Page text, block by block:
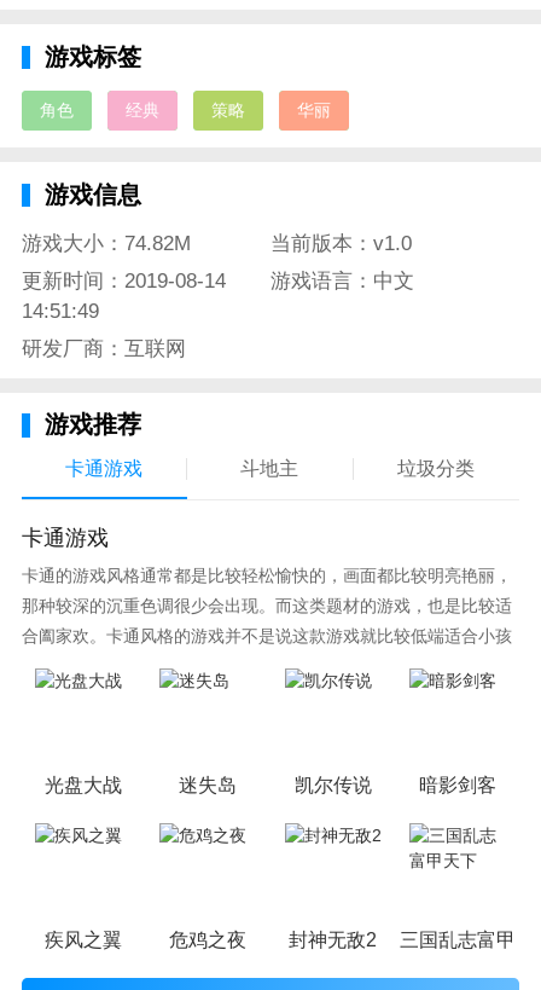
超宇宙战士游戏测评
作，配合各具特色的英雄大招和灵活自由的战斗策略，
的特效，让玩家进入到一个刺激好玩异次元手办大战世
游戏标签
角色 经典 策略 华丽
游戏信息
游戏大小：74.82M
当前版本：v1.0
更新时间：2019-08-14
14:51:49
游戏语言：中文
研发厂商：互联网
游戏推荐
卡通游戏 斗地主 垃圾分类
卡通游戏
卡通的游戏风格通常都是比较轻松愉快的，画面都比较明亮艳丽，
那种较深的沉重色调很少会出现。而这类题材的游戏，也是比较适
合阖家欢。卡通风格的游戏并不是说这款游戏就比较低端适合小孩
子玩，因为很多游戏厂商会故意把游戏中添加进入卡通元素，这也
光盘大战 迷失岛 凯尔传说 暗影剑客
疾风之翼 危鸡之夜 封神无敌2 三国乱志富甲天